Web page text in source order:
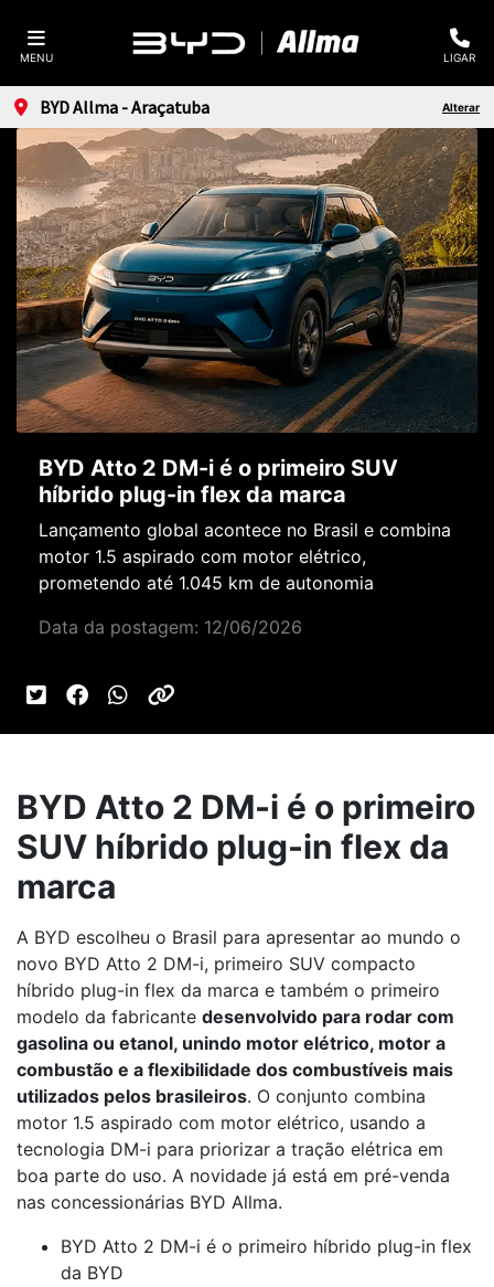
MENU LIGAR
BYD Allma - Araçatuba Alterar
BYD Atto 2 DM-i é o primeiro SUV
híbrido plug-in flex da marca
Lançamento global acontece no Brasil e combina
motor 1.5 aspirado com motor elétrico,
prometendo até 1.045 km de autonomia
Data da postagem: 12/06/2026
BYD Atto 2 DM-i é o primeiro
SUV híbrido plug-in flex da
marca
A BYD escolheu o Brasil para apresentar ao mundo o
novo BYD Atto 2 DM-i, primeiro SUV compacto
híbrido plug-in flex da marca e também o primeiro
modelo da fabricante desenvolvido para rodar com
gasolina ou etanol, unindo motor elétrico, motor a
combustão e a flexibilidade dos combustíveis mais
utilizados pelos brasileiros. O conjunto combina
motor 1.5 aspirado com motor elétrico, usando a
tecnologia DM-i para priorizar a tração elétrica em
boa parte do uso. A novidade já está em pré-venda
nas concessionárias BYD Allma.
BYD Atto 2 DM-i é o primeiro híbrido plug-in flex
da BYD